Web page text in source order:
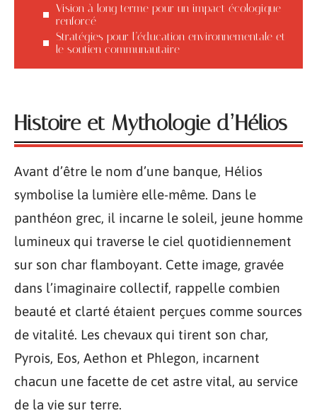
Vision à long terme pour un impact écologique
renforcé
Stratégies pour l’éducation environnementale et
le soutien communautaire
Histoire et Mythologie d’Hélios
Avant d’être le nom d’une banque, Hélios
symbolise la lumière elle-même. Dans le
panthéon grec, il incarne le soleil, jeune homme
lumineux qui traverse le ciel quotidiennement
sur son char flamboyant. Cette image, gravée
dans l’imaginaire collectif, rappelle combien
beauté et clarté étaient perçues comme sources
de vitalité. Les chevaux qui tirent son char,
Pyrois, Eos, Aethon et Phlegon, incarnent
chacun une facette de cet astre vital, au service
de la vie sur terre.